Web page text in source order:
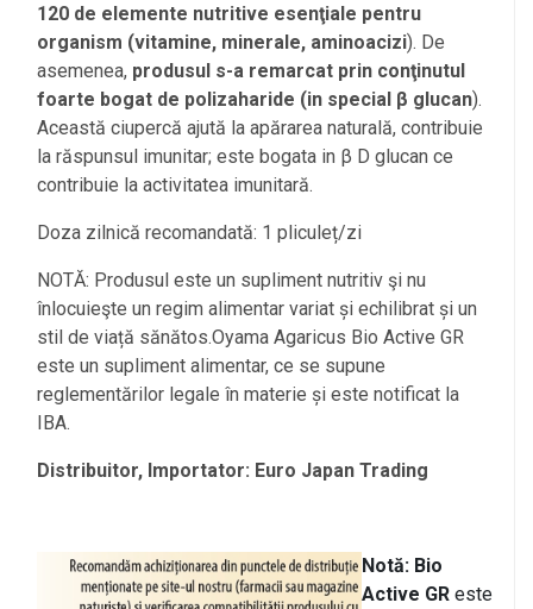
120 de elemente nutritive esenţiale pentru
organism (vitamine, minerale, aminoacizi). De
asemenea, produsul s-a remarcat prin conţinutul
foarte bogat de polizaharide (in special β glucan).
Această ciupercă ajută la apărarea naturală, contribuie
la răspunsul imunitar; este bogata in β D glucan ce
contribuie la activitatea imunitară.
Doza zilnică recomandată: 1 pliculeț/zi
NOTĂ: Produsul este un supliment nutritiv şi nu
înlocuieşte un regim alimentar variat și echilibrat și un
stil de viață sănătos.Oyama Agaricus Bio Active GR
este un supliment alimentar, ce se supune
reglementărilor legale în materie și este notificat la
IBA.
Distribuitor, Importator: Euro Japan Trading
Notă: Bio
Active GReste